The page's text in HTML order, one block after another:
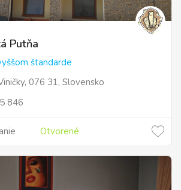
Putňa
štandarde
076 31, Slovensko
846
Otvorené